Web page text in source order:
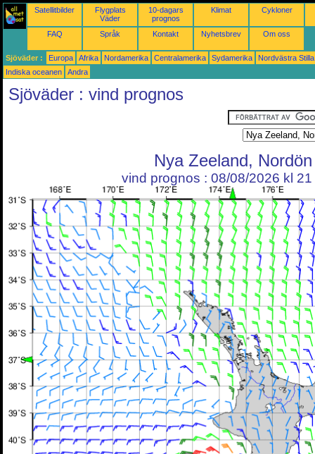
Satellitbilder
Flygplats
Väder
10-dagars
prognos
Klimat Cykloner
FAQ Språk Kontakt Nyhetsbrev Om oss
Sjöväder : Europa Afrika Nordamerika Centralamerika Sydamerika
Nordvästra
Indiska oceanen
Andra
Sjöväder : vind prognos
Nya Zeeland, Nordön
vind prognos : 08/08/2026 kl